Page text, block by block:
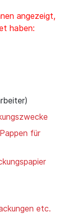
angezeigt,
haben:
für
etc.